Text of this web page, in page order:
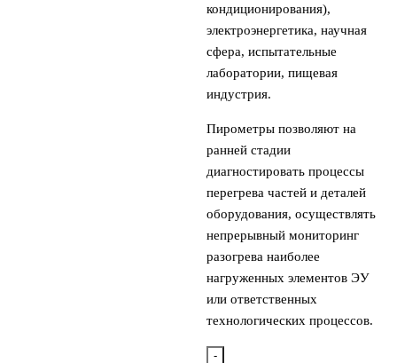
кондиционирования),
электроэнергетика, научная
сфера, испытательные
лаборатории, пищевая
индустрия.
Пирометры позволяют на
ранней стадии
диагностировать процессы
перегрева частей и деталей
оборудования, осуществлять
непрерывный мониторинг
разогрева наиболее
нагруженных элементов ЭУ
или ответственных
технологических процессов.
-